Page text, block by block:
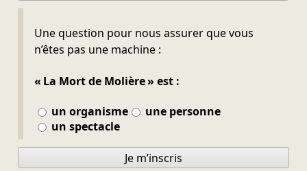
Une question pour nous assurer que vous
n’êtes pas une machine :
« La Mort de Molière » est :
un organisme
une personne
un spectacle
Ne pas remplir
Je m’inscris